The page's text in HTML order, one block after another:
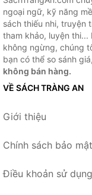
ngoại ngữ, kỹ năng
sách thiếu nhi, truyện
tham khảo, luyện
không ngừng, chúng
bạn có thể so sánh
không bán hàng.
VỀ SÁCH TRÀNG AN
Giới thiệu
Chính sách bảo mật
Điều khoản sử dụng